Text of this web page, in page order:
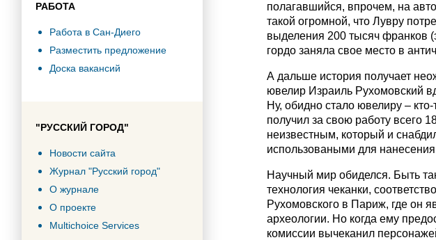
РАБОТА
Работа в Сан-Диего
Разместить предложение
Доска вакансий
"РУССКИЙ ГОРОД"
Новости сайта
Журнал "Русский город"
О журнале
О проекте
Multichoice Services
полагавшийся, впрочем, на
такой огромной, что Лувру
выделения 200 тысяч франков
гордо заняла свое место в
А дальше история получает
ювелир Израиль Рухомовский
Ну, обидно стало ювелиру –
получил за свою работу всего
неизвестным, который и
использоваными для
Научный мир обиделся. Быть
технология чеканки,
Рухомовского в Париж, где он
археологии. Но когда ему
комиссии вычеканил